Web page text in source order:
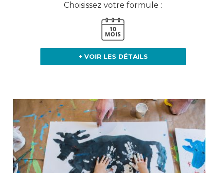
Choisissez votre formule :
+ VOIR LES DÉTAILS